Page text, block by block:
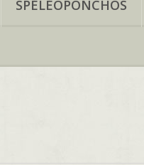
SPÉLÉOPONCHOS